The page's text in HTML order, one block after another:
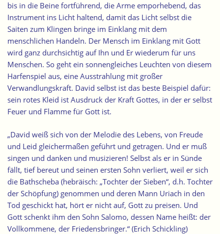
bis in die Beine fortführend, die Arme emporhebend, das
Instrument ins Licht haltend, damit das Licht selbst die
Saiten zum Klingen bringe im Einklang mit dem
menschlichen Handeln. Der Mensch im Einklang mit Gott
wird ganz durchsichtig auf Ihn und Er wiederum für uns
Menschen. So geht ein sonnengleiches Leuchten von diesem
Harfenspiel aus, eine Ausstrahlung mit großer
Verwandlungskraft. David selbst ist das beste Beispiel dafür:
sein rotes Kleid ist Ausdruck der Kraft Gottes, in der er selbst
Feuer und Flamme für Gott ist.
„David weiß sich von der Melodie des Lebens, von Freude
und Leid gleichermaßen geführt und getragen. Und er muß
singen und danken und musizieren! Selbst als er in Sünde
fällt, tief bereut und seinen ersten Sohn verliert, weil er sich
die Bathscheba (hebräisch: „Tochter der Sieben“, d.h. Tochter
der Schöpfung) genommen und deren Mann Uriach in den
Tod geschickt hat, hört er nicht auf, Gott zu preisen. Und
Gott schenkt ihm den Sohn Salomo, dessen Name heißt: der
Vollkommene, der Friedensbringer.“ (Erich Schickling)